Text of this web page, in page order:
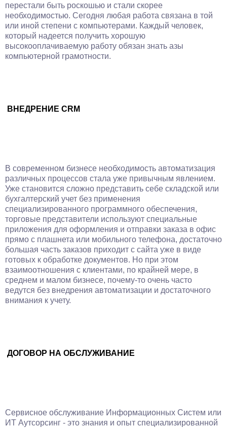
перестали быть роскошью и стали скорее
необходимостью. Сегодня любая работа связана в той
или иной степени с компьютерами. Каждый человек,
который надеется получить хорошую
высокооплачиваемую работу обязан знать азы
компьютерной грамотности.
ВНЕДРЕНИЕ CRM
В современном бизнесе необходимость автоматизация
различных процессов стала уже привычным явлением.
Уже становится сложно представить себе складской или
бухгалтерский учет без применения
специализированного программного обеспечения,
торговые представители используют специальные
приложения для оформления и отправки заказа в офис
прямо с плашнета или мобильного телефона, достаточно
большая часть заказов приходит с сайта уже в виде
готовых к обработке документов. Но при этом
взаимоотношения с клиентами, по крайней мере, в
среднем и малом бизнесе, почему-то очень часто
ведутся без внедрения автоматизации и достаточного
внимания к учету.
ДОГОВОР НА ОБСЛУЖИВАНИЕ
Сервисное обслуживание Информационных Систем или
ИТ Аутсорсинг - это знания и опыт специализированной